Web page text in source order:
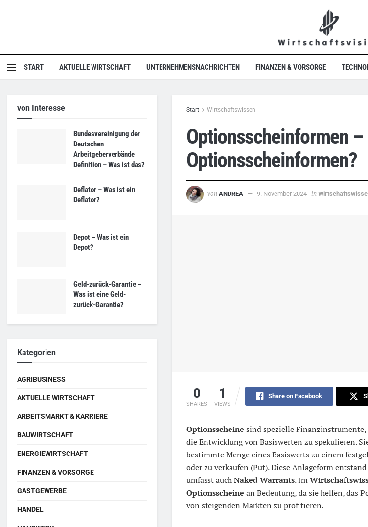
START AKTUELLE WIRTSCHAFT UNTERNEHMENSNACHRICHTEN FINANZEN & VORSORGE
Start Wirtschaftswissen
Optionsscheinformen –
Optionsscheinformen?
von ANDREA 9. November 2024 in
0
SHARES
1
VIEWS
Share on Facebook
Optionsscheine sind spezielle
die Entwicklung von Basiswerten zu spekulieren.
bestimmte Menge eines Basiswerts zu einem
oder zu verkaufen (Put). Diese Anlageform
umfasst auchNaked Warrants. Im
Optionsscheine an Bedeutung, da sie helfen, das
von steigenden Märkten zu profitieren.
von Interesse
Bundesvereinigung der
Deutschen
Arbeitgeberverbände
Definition – Was ist das?
Deflator – Was ist ein
Deflator?
Depot – Was ist ein
Depot?
Geld-zurück-Garantie –
Was ist eine Geld-
zurück-Garantie?
Kategorien
AGRIBUSINESS
AKTUELLE WIRTSCHAFT
ARBEITSMARKT & KARRIERE
BAUWIRTSCHAFT
ENERGIEWIRTSCHAFT
FINANZEN & VORSORGE
GASTGEWERBE
HANDEL